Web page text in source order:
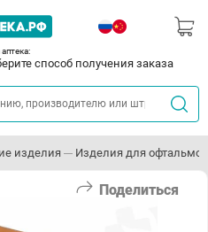
способ получения заказа
изделия Изделия для
Поделиться